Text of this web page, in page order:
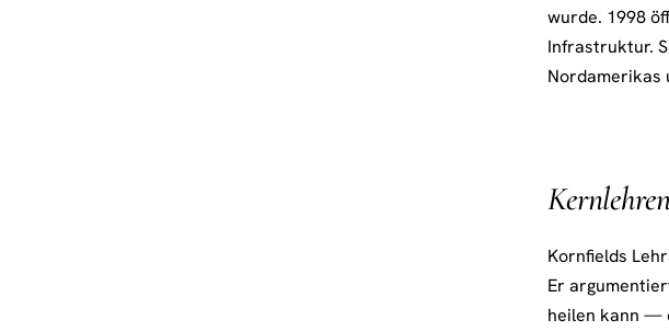
wurde. 1998
Infrastruktur.
Nordamerikas
Kornfields
Er
heilen kann —